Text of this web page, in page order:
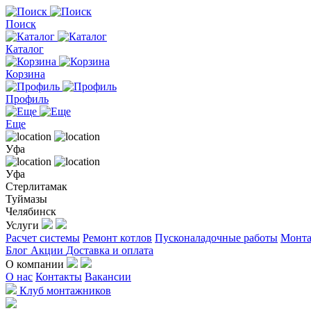
Поиск
Каталог
Корзина
Профиль
Еще
Уфа
Уфа
Стерлитамак
Туймазы
Челябинск
Услуги
Расчет системы Ремонт котлов Пусконаладочные работы
Блог Акции Доставка и оплата
О компании
О нас Контакты Вакансии
Клуб монтажников